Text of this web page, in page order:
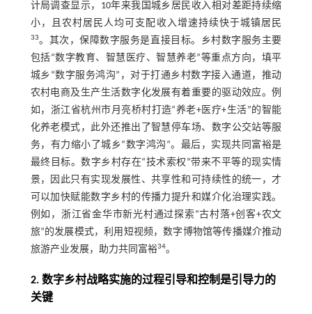
计局调查显示，10年来我国城乡居民收入相对差距持续缩
小，且农村居民人均可支配收入增速持续快于城镇居民
33。其次，保障数字服务是直接目标。乡村数字服务主要
包括“数字教育、智慧医疗、智慧养老”等重点方向，填平
城乡“数字服务鸿沟”，对于打通乡村数字接入通道，推动
农村电商及生产生活数字化发展有着重要的驱动效应。例
如，浙江省杭州市月亮桥村打造“养老+医疗+生活”的智能
化养老模式，此外还推出了智慧停车场、数字公交站等服
务，有力缩小了城乡“数字鸿沟”。最后，实现共同富裕是
最终目标。数字乡村存在“技术索权”带来不平等的现实情
景，因此只有实现发展性、共享性和可持续性的统一，才
可以加快赋能数字乡村的传播力提升和媒介化治理实践。
例如，浙江省金华市新光村通过探索“古村落+创客+农文
旅”的发展模式，利用短视频，数字博物馆等传播媒介推动
旅游产业发展，助力共同富裕34。
2. 数字乡村战略实施的过程引导和控制是引导力的
关键